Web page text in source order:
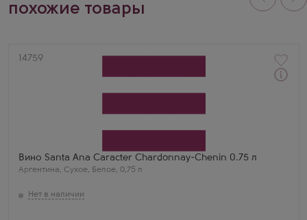
похожие товары
Артикул
14759
Вино Santa Ana Caracter Chardonnay-Chenin 0.75 л
Аргентина, Сухое, Белое, 0,75 л
Страна
Аргентина
Регион